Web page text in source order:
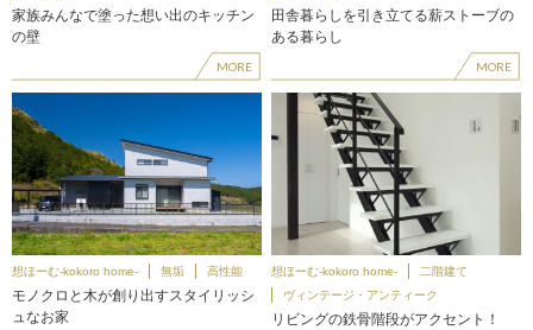
家族みんなで塗った想い出のキッチン
の壁
MORE
田舎暮らしを引き立てる薪ストーブの
ある暮らし
MORE
想ほーむ-kokoro home- 無垢 高性能
モノクロと木が創り出すスタイリッシ
ュなお家
想ほーむ-kokoro home-
二階建て
ヴィンテージ・アンティーク
リビングの鉄骨階段がアクセント！